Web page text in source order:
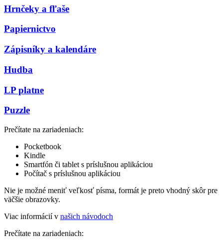
Hrnčeky a fľaše
Papiernictvo
Zápisníky a kalendáre
Hudba
LP platne
Puzzle
Prečítate na zariadeniach:
Pocketbook
Kindle
Smartfón či tablet s príslušnou aplikáciou
Počítač s príslušnou aplikáciou
Nie je možné meniť veľkosť písma, formát je preto vhodný skôr pre
väčšie obrazovky.
Viac informácií v našich návodoch
Prečítate na zariadeniach: